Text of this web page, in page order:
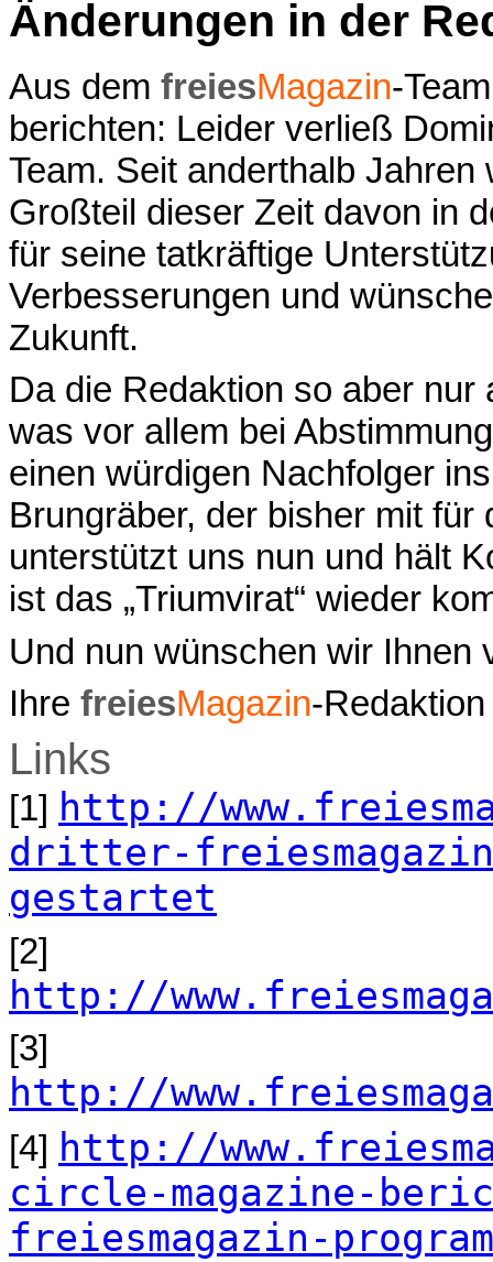
Änderungen in der
Aus dem freiesMagazin-
berichten: Leider verließ
Team. Seit anderthalb
Großteil dieser Zeit davon in
für seine tatkräftige
Verbesserungen und
Zukunft.
Da die Redaktion so aber
was vor allem bei
einen würdigen Nachfolger
Brungräber, der bisher mit
unterstützt uns nun und hält
ist das „Triumvirat“ wieder
Und nun wünschen wir Ihnen
Ihre freiesMagazin-Redaktion
Links
[1] http://
dritter-
gestartet
[2]
http://
[3]
http://
[4] http://
circle-magazine-
freiesmagazin-